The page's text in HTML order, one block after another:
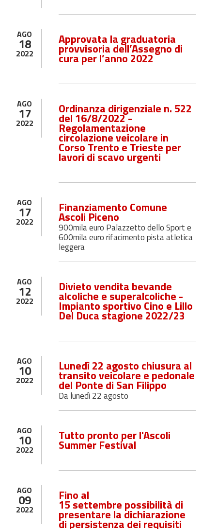
AGO
18
2022
Approvata la graduatoria
provvisoria dell’Assegno di
cura per l’anno 2022
AGO
17
2022
Ordinanza dirigenziale n. 522
del 16/8/2022 -
Regolamentazione
circolazione veicolare in
Corso Trento e Trieste per
lavori di scavo urgenti
AGO
17
2022
Finanziamento Comune
Ascoli Piceno
900mila euro Palazzetto dello Sport e
600mila euro rifacimento pista atletica
leggera
AGO
12
2022
Divieto vendita bevande
alcoliche e superalcoliche -
Impianto sportivo Cino e Lillo
Del Duca stagione 2022/23
AGO
10
2022
Lunedì 22 agosto chiusura al
transito veicolare e pedonale
del Ponte di San Filippo
Da lunedì 22 agosto
AGO
10
2022
Tutto pronto per l'Ascoli
Summer Festival
AGO
09
2022
Fino al
15 settembre possibilità di
presentare la dichiarazione
di persistenza dei requisiti